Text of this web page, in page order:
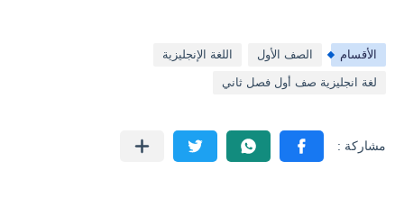
الأقسام الصف الأول اللغة الإنجليزية
لغة انجليزية صف أول فصل ثاني